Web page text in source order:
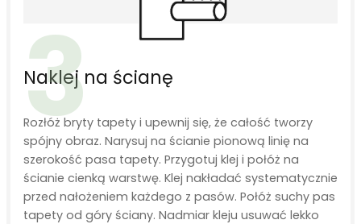
3
Naklej na ścianę
Rozłóż bryty tapety i upewnij się, że całość tworzy
spójny obraz. Narysuj na ścianie pionową linię na
szerokość pasa tapety. Przygotuj klej i połóż na
ścianie cienką warstwę. Klej nakładać systematycznie
przed nałożeniem każdego z pasów. Połóż suchy pas
tapety od góry ściany. Nadmiar kleju usuwać lekko